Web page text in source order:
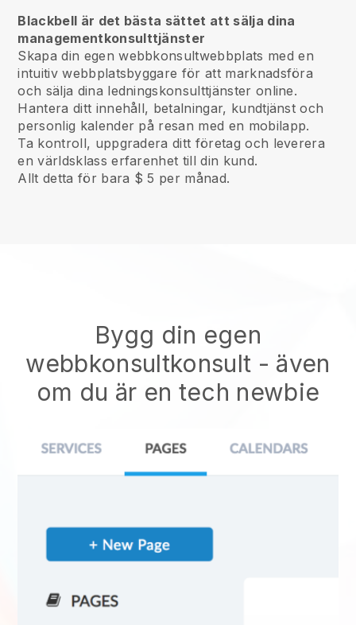
Blackbell är det bästa sättet att sälja dina
managementkonsulttjänster
Skapa din egen webbkonsultwebbplats med en
intuitiv webbplatsbyggare för att marknadsföra
och sälja dina ledningskonsulttjänster online.
Hantera ditt innehåll, betalningar, kundtjänst och
personlig kalender på resan med en mobilapp.
Ta kontroll, uppgradera ditt företag och leverera
en världsklass erfarenhet till din kund.
Allt detta för bara $ 5 per månad.
Bygg din egen
webbkonsultkonsult - även
om du är en tech newbie